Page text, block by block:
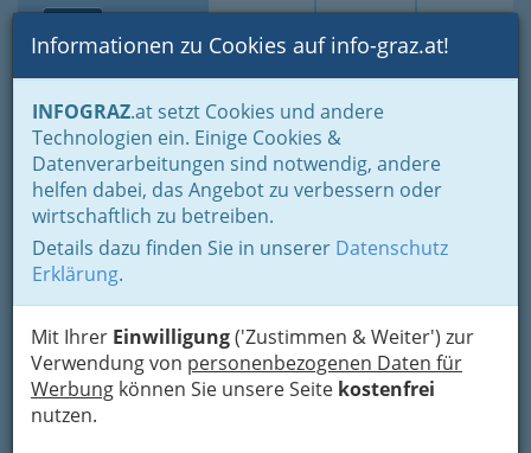
Suche Login Toggle
Informationen zu Cookies auf info-graz.at!
INFOGRAZ.at setzt Cookies und andere
Technologien ein. Einige Cookies &
Datenverarbeitungen sind notwendig, andere
helfen dabei, das Angebot zu verbessern oder
wirtschaftlich zu betreiben.
Details dazu finden Sie in unserer Datenschutz
Erklärung.
Mit Ihrer Einwilligung('Zustimmen & Weiter') zur
Verwendung von personenbezogenen Daten für
Werbung können Sie unsere Seite kostenfrei
nutzen.
Home Branchen
Farbenwelt Graz - Mag.
Raphael Bergmann
Straßgangerstraße 433, 8054 Graz
+43 316 253 330
Karte